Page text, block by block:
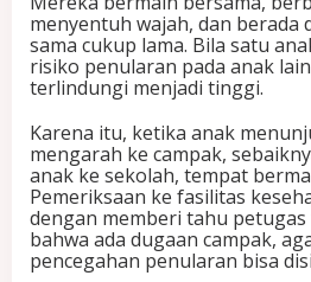
menyentuh wajah, dan berada
sama cukup lama. Bila satu
risiko penularan pada anak
terlindungi menjadi tinggi.
Karena itu, ketika anak
mengarah ke campak,
anak ke sekolah, tempat
Pemeriksaan ke fasilitas
dengan memberi tahu
bahwa ada dugaan campak,
pencegahan penularan bisa